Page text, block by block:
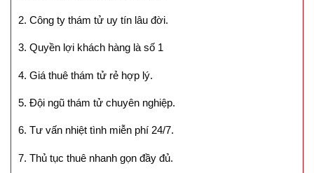
2. Công ty thám tử uy tín lâu đời.
3. Quyền lợi khách hàng là số 1
4. Giá thuê thám tử rẻ hợp lý.
5. Đội ngũ thám tử chuyên nghiệp.
6. Tư vấn nhiệt tình miễn phí 24/7.
7. Thủ tục thuê nhanh gọn đầy đủ.